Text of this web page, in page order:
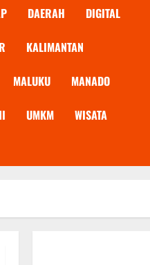
DAERAH DIGITAL
KALIMANTAN
MALUKU MANADO
UMKM WISATA